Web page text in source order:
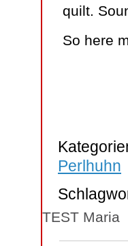
quilt.
So here
Perlhuhn
TEST Maria